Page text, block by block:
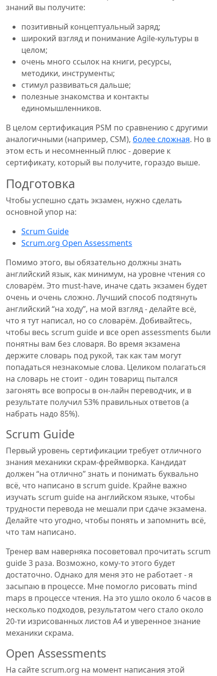
знаний вы получите:
позитивный концептуальный заряд;
широкий взгляд и понимание Agile-культуры в
целом;
очень много ссылок на книги, ресурсы,
методики, инструменты;
стимул развиваться дальше;
полезные знакомства и контакты
единомышленников.
В целом сертификация PSM по сравнению с другими
аналогичными (например, CSM), более сложная. Но в
этом есть и несомненный плюс - доверие к
сертификату, который вы получите, гораздо выше.
Подготовка
Чтобы успешно сдать экзамен, нужно сделать
основной упор на:
Scrum Guide
Scrum.org Open Assessments
Помимо этого, вы обязательно должны знать
английский язык, как минимум, на уровне чтения со
словарём. Это must-have, иначе сдать экзамен будет
очень и очень сложно. Лучший способ подтянуть
английский “на ходу”, на мой взгляд - делайте всё,
что я тут написал, но со словарём. Добивайтесь,
чтобы весь scrum guide и все open assessments были
понятны вам без словаря. Во время экзамена
держите словарь под рукой, так как там могут
попадаться незнакомые слова. Целиком полагаться
на словарь не стоит - один товарищ пытался
загонять все вопросы в он-лайн переводчик, и в
результате получил 53% правильных ответов (а
набрать надо 85%).
Scrum Guide
Первый уровень сертификации требует отличного
знания механики скрам-фреймворка. Кандидат
должен “на отлично” знать и понимать буквально
всё, что написано в scrum guide. Крайне важно
изучать scrum guide на английском языке, чтобы
трудности перевода не мешали при сдаче экзамена.
Делайте что угодно, чтобы понять и запомнить всё,
что там написано.
Тренер вам наверняка посоветовал прочитать scrum
guide 3 раза. Возможно, кому-то этого будет
достаточно. Однако для меня это не работает - я
засыпаю в процессе. Мне помогло рисовать mind
maps в процессе чтения. На это ушло около 6 часов в
несколько подходов, результатом чего стало около
20-ти изрисованных листов А4 и уверенное знание
механики скрама.
Open Assessments
На сайте scrum.org на момент написания этой